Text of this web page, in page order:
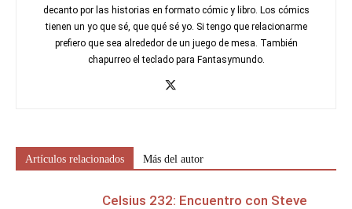
decanto por las historias en formato cómic y libro. Los cómics
tienen un yo que sé, que qué sé yo. Si tengo que relacionarme
prefiero que sea alrededor de un juego de mesa. También
chapurreo el teclado para Fantasymundo.
Artículos relacionados Más del autor
Celsius 232: Encuentro con Steve